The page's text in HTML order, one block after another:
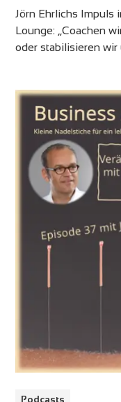
Jörn Ehrlichs Impuls
Lounge: „Coachen
oder stabilisieren wir
Podcasts